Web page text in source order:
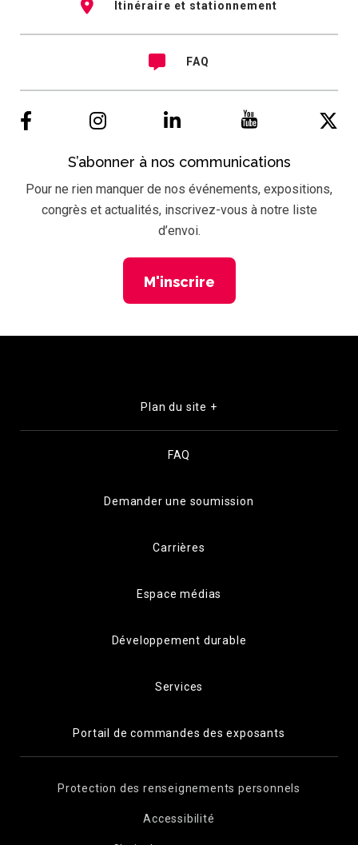
Itinéraire et stationnement
FAQ
S’abonner à nos communications
Pour ne rien manquer de nos événements, expositions,
congrès et actualités, inscrivez-vous à notre liste
d’envoi.
M'inscrire
Plan du site +
FAQ
Demander une soumission
Carrières
Espace médias
Développement durable
Services
Portail de commandes des exposants
Protection des renseignements personnels
Accessibilité